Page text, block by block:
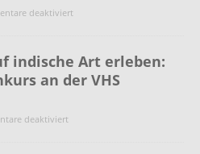
deaktiviert
indische Art erleben:
an der VHS
deaktiviert